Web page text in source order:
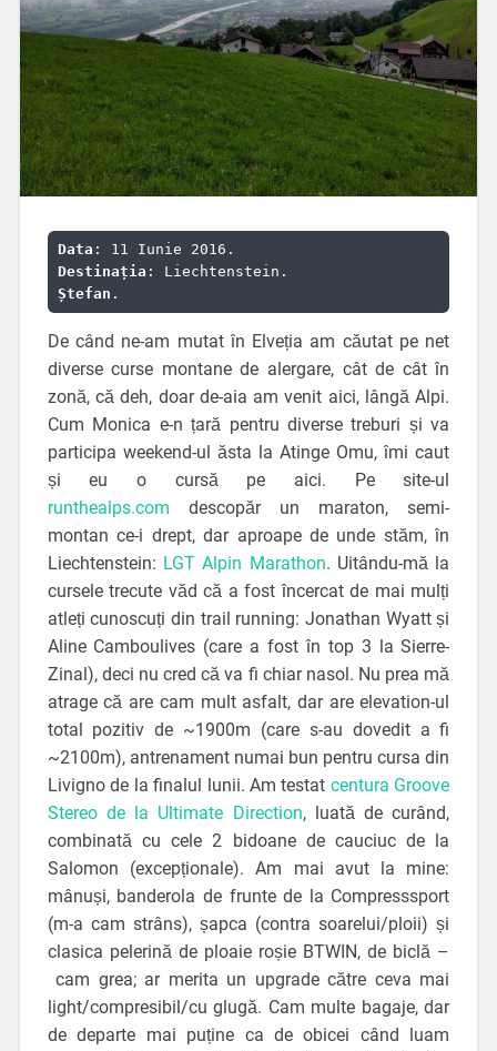
Data
Destinația
Ștefan .
De când ne-am mutat în Elveția am căutat pe net
diverse curse montane de alergare, cât de cât în
zonă, că deh, doar de-aia am venit aici, lângă Alpi.
Cum Monica e-n țară pentru diverse treburi și va
participa weekend-ul ăsta la Atinge Omu, îmi caut
și eu o cursă pe aici. Pe site-ul
runthealps.com descopăr un maraton, semi-
montan ce-i drept, dar aproape de unde stăm, în
Liechtenstein: LGT Alpin Marathon. Uitându-mă la
cursele trecute văd că a fost încercat de mai mulți
atleți cunoscuți din trail running: Jonathan Wyatt și
Aline Camboulives (care a fost în top 3 la Sierre-
Zinal), deci nu cred că va fi chiar nasol. Nu prea mă
atrage că are cam mult asfalt, dar are elevation-ul
total pozitiv de ~1900m (care s-au dovedit a fi
~2100m), antrenament numai bun pentru cursa din
Livigno de la finalul lunii. Am testat centura Groove
Stereo de la Ultimate Direction, luată de curând,
combinată cu cele 2 bidoane de cauciuc de la
Salomon (excepționale). Am mai avut la mine:
mânuși, banderola de frunte de la Compresssport
(m-a cam strâns), șapca (contra soarelui/ploii) și
clasica pelerină de ploaie roșie BTWIN, de biclă –
cam grea; ar merita un upgrade către ceva mai
light/compresibil/cu glugă. Cam multe bagaje, dar
de departe mai puține ca de obicei când luam